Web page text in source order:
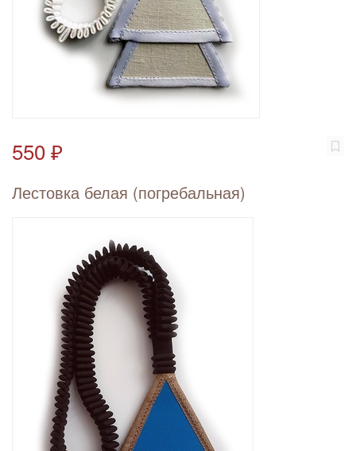
550 ₽
Лестовка белая (погребальная)